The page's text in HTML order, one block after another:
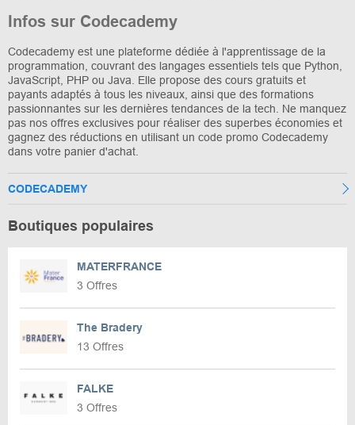
Infos sur Codecademy
Codecademy est une plateforme dédiée à l'apprentissage de la
programmation, couvrant des langages essentiels tels que Python,
JavaScript, PHP ou Java. Elle propose des cours gratuits et
payants adaptés à tous les niveaux, ainsi que des formations
passionnantes sur les dernières tendances de la tech. Ne manquez
pas nos offres exclusives pour réaliser des superbes économies et
gagnez des réductions en utilisant un code promo Codecademy
dans votre panier d'achat.
CODECADEMY
Boutiques populaires
MATERFRANCE
3 Offres
The Bradery
13 Offres
FALKE
3 Offres